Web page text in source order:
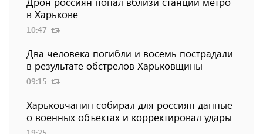
в Харькове
10:47
Два человека погибли и восемь пострадали
в результате обстрелов Харьковщины
09:15
Харьковчанин собирал для россиян данные
о военных объектах и ​​корректировал удары